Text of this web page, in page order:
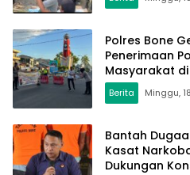
Polres Bone
Penerimaan
Masyarakat di
Berita Minggu,
Bantah
Kasat
Dukungan